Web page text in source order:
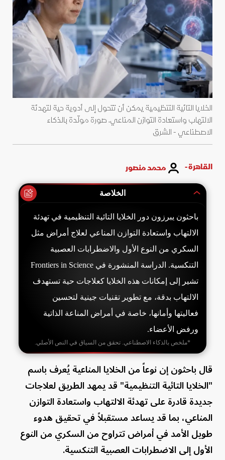
الخلايا التائية التنظيمية يمكن أن تتحول إلى أدوية حية لتهدئة
الالتهاب واستعادة التوازن المناعي. صورة مولّدة بالذكاء
الاصطناعي - الشرق
القاهرة - محمد منصور
الخلاصة
باحثون يبرزون دور الخلايا التائية التنظيمية في تهدئة
الالتهاب واستعادة التوازن المناعي لعلاج أمراض مثل
السكري من النوع الأول والاضطرابات العصبية
التنكسية. الدراسة المنشورة في Frontiers in Science
تشير إلى إمكانات هذه الخلايا كعلاجات حية تستهدف
الالتهاب بدقة، مع تطوير تقنيات جينية لتحسين
فعاليتها وأمانها، خاصة في أمراض المناعة الذاتية
ورفض الأعضاء.
*ملخص بالذكاء الاصطناعي. تحقق من السياق في النص الأصلي.
قال باحثون إن نوعاً من الخلايا المناعية يُعرف باسم
"الخلايا التائية التنظيمية" قد يمهد الطريق لعلاجات
جديدة قادرة على تهدئة الالتهاب واستعادة التوازن
المناعي، بما قد يساعد مستقبلاً في تحقيق هدوء
طويل الأمد في أمراض تتراوح من السكري من النوع
الأول إلى الاضطرابات العصبية التنكسية.